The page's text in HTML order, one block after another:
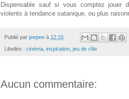
Dispensable sauf si vous comptez jouer
violents à tendance satanique, ou plus
Publié par jeepee à 12:15
Libellés : cinéma inspiration jeu de rôle
Aucun commentaire: